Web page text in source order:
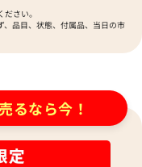
さい。
品目、状態、付属品、当日の市
るなら今！